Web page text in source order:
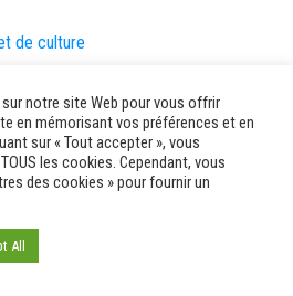
de culture
notre site Web pour vous offrir
en mémorisant vos préférences et en
sur « Tout accepter », vous
les cookies. Cependant, vous
des cookies » pour fournir un
All